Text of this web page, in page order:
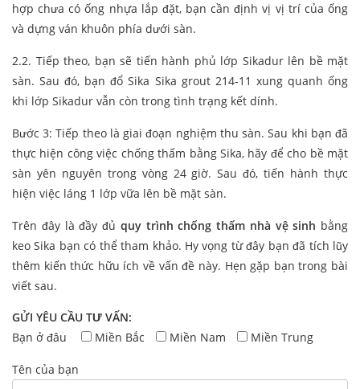
hợp chưa có ống nhựa lắp đặt, bạn cần định vị vị trí của ống
và dựng ván khuôn phía dưới sàn.
2.2. Tiếp theo, bạn sẽ tiến hành phủ lớp Sikadur lên bề mặt
sàn. Sau đó, bạn đổ Sika Sika grout 214-11 xung quanh ống
khi lớp Sikadur vẫn còn trong tình trạng kết dính.
Bước 3: Tiếp theo là giai đoạn nghiệm thu sàn. Sau khi bạn đã
thực hiện công việc chống thấm bằng Sika, hãy để cho bề mặt
sàn yên nguyên trong vòng 24 giờ. Sau đó, tiến hành thực
hiện việc láng 1 lớp vữa lên bề mặt sàn.
Trên đây là đầy đủ quy trình chống thấm nhà vệ sinh bằng
keo Sika bạn có thể tham khảo. Hy vọng từ đây bạn đã tích lũy
thêm kiến thức hữu ích về vấn đề này. Hẹn gặp bạn trong bài
viết sau.
GỬI YÊU CẦU TƯ VẤN:
Bạn ở đâu
Miền Bắc Miền Nam Miền Trung
Tên của bạn